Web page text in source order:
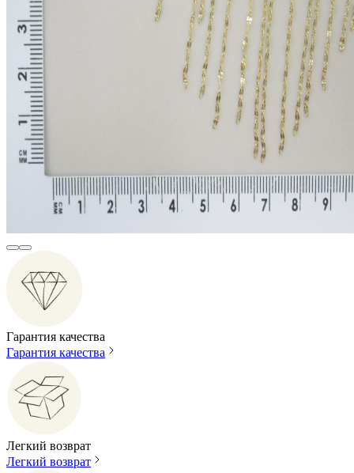
Гарантия качества
Гарантия качества
Легкий возврат
Легкий возврат